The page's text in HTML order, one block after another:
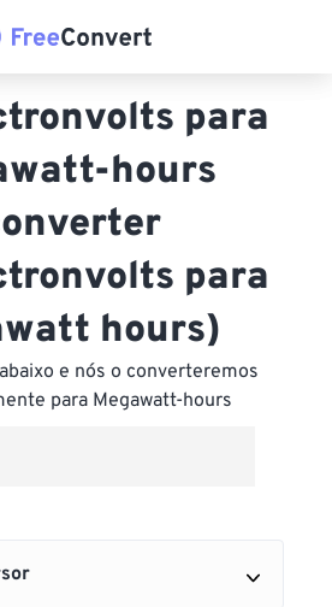
para
hours
para
hours)
e nós o converteremos
para Megawatt-hours